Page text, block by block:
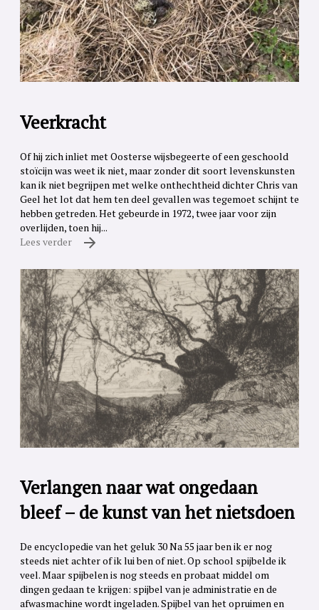
Veerkracht
Of hij zich inliet met Oosterse wijsbegeerte of een geschoold
stoïcijn was weet ik niet, maar zonder dit soort levenskunsten
kan ik niet begrijpen met welke onthechtheid dichter Chris van
Geel het lot dat hem ten deel gevallen was tegemoet schijnt te
hebben getreden. Het gebeurde in 1972, twee jaar voor zijn
overlijden, toen hij...
Lees verder
Verlangen naar wat ongedaan
bleef – de kunst van het nietsdoen
De encyclopedie van het geluk 30 Na 55 jaar ben ik er nog
steeds niet achter of ik lui ben of niet. Op school spijbelde ik
veel. Maar spijbelen is nog steeds en probaat middel om
dingen gedaan te krijgen: spijbel van je administratie en de
afwasmachine wordt ingeladen. Spijbel van het opruimen en